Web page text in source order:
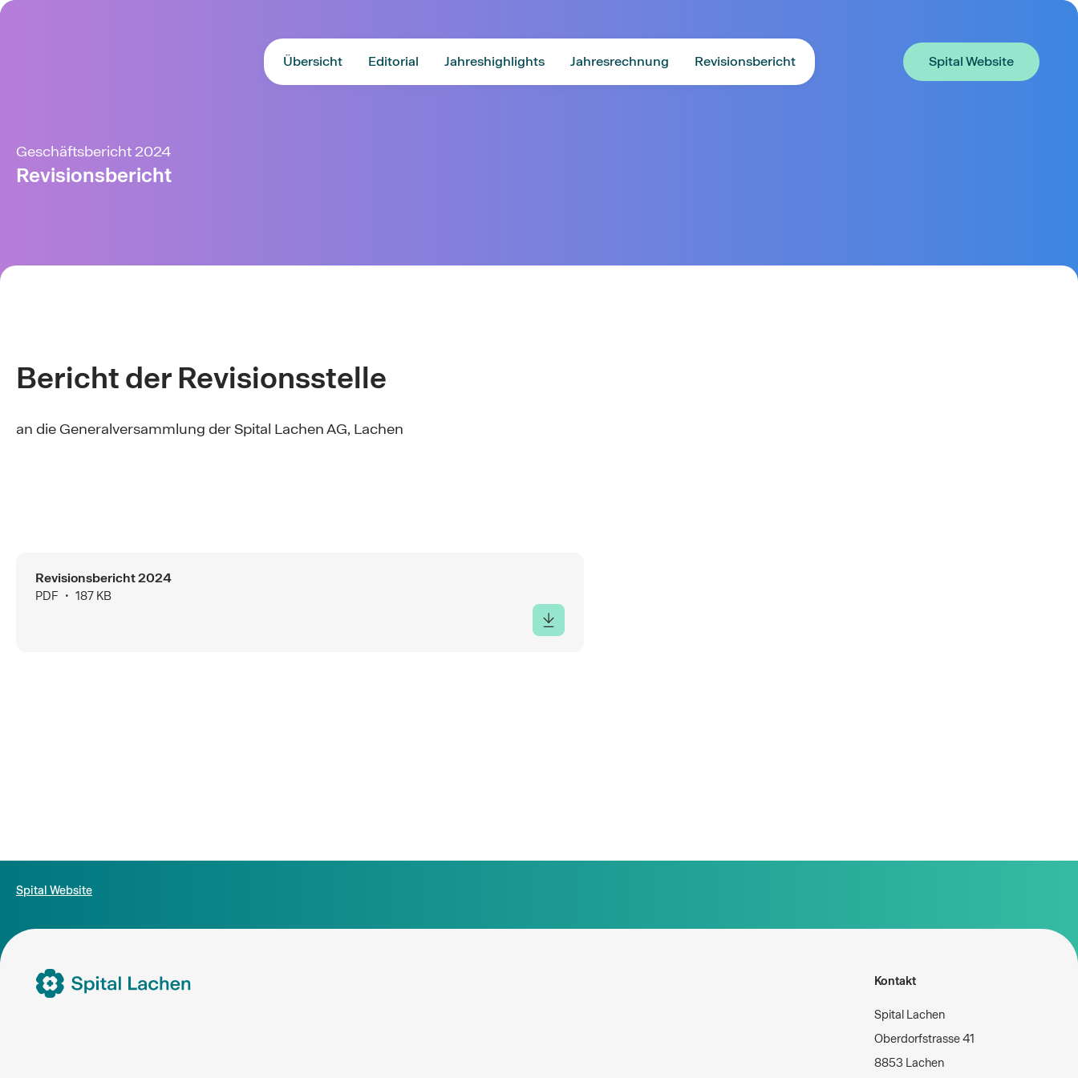
Übersicht Editorial Jahreshighlights Jahresrechnung Revisionsbericht Spital Website
Geschäftsbericht 2024
Revisionsbericht
Bericht der Revisionsstelle
an die Generalversammlung der Spital Lachen AG, Lachen
Revisionsbericht 2024
PDF ∙ 187 KB
Spital Website
Kontakt
Spital Lachen
Oberdorfstrasse 41
8853 Lachen